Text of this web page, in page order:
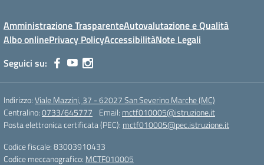
Amministrazione TrasparenteAutovalutazione e Qualità
Albo onlinePrivacy PolicyAccessibilitàNote Legali
Seguici su:
Indirizzo:Viale Mazzini, 37 - 62027 San Severino Marche (MC)
Centralino:0733/645777 Email: mctf010005@istruzione.it
Posta elettronica certificata (PEC): mctf010005@pec.istruzione.it
Codice fiscale: 83003910433
Codice meccanografico: MCTF010005